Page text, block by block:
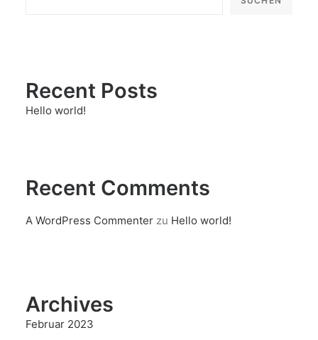
Recent Posts
Hello world!
Recent Comments
A WordPress Commenter zu Hello world!
Archives
Februar 2023